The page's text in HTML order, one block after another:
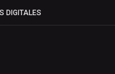
DIGITALES